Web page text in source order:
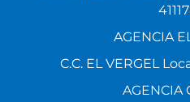
AGENCIA
C.C. EL VERGEL
AGENCIA